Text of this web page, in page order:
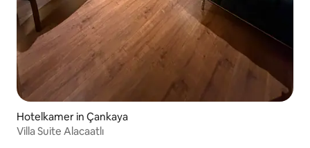
Hotelkamer in Çankaya
Villa Suite Alacaatlı